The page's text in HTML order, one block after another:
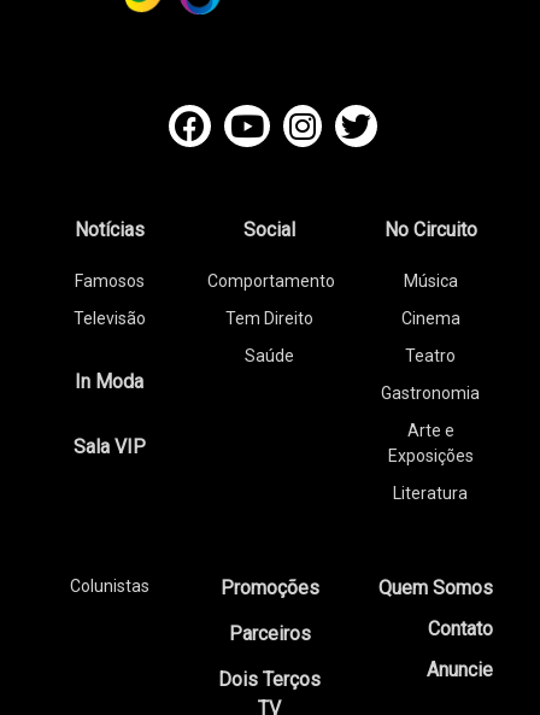
Notícias
Famosos
Televisão
In Moda
Sala VIP
Social
Comportamento
Tem Direito
Saúde
No Circuito
Música
Cinema
Teatro
Gastronomia
Arte e
Exposições
Literatura
Colunistas
Promoções
Parceiros
Dois Terços
TV
Quem Somos
Contato
Anuncie